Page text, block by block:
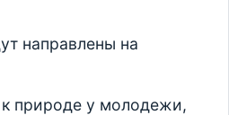
направлены на
природе у молодежи,